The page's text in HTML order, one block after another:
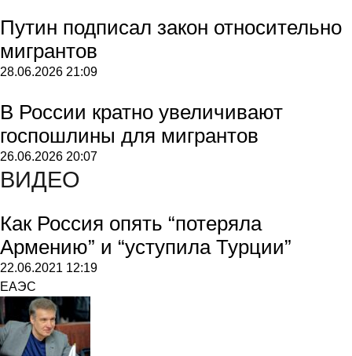
Путин подписал закон относительно
мигрантов
28.06.2026 21:09
В России кратно увеличивают
госпошлины для мигрантов
26.06.2026 20:07
ВИДЕО
Как Россия опять “потеряла
Армению” и “уступила Турции”
22.06.2021 12:19
ЕАЭС